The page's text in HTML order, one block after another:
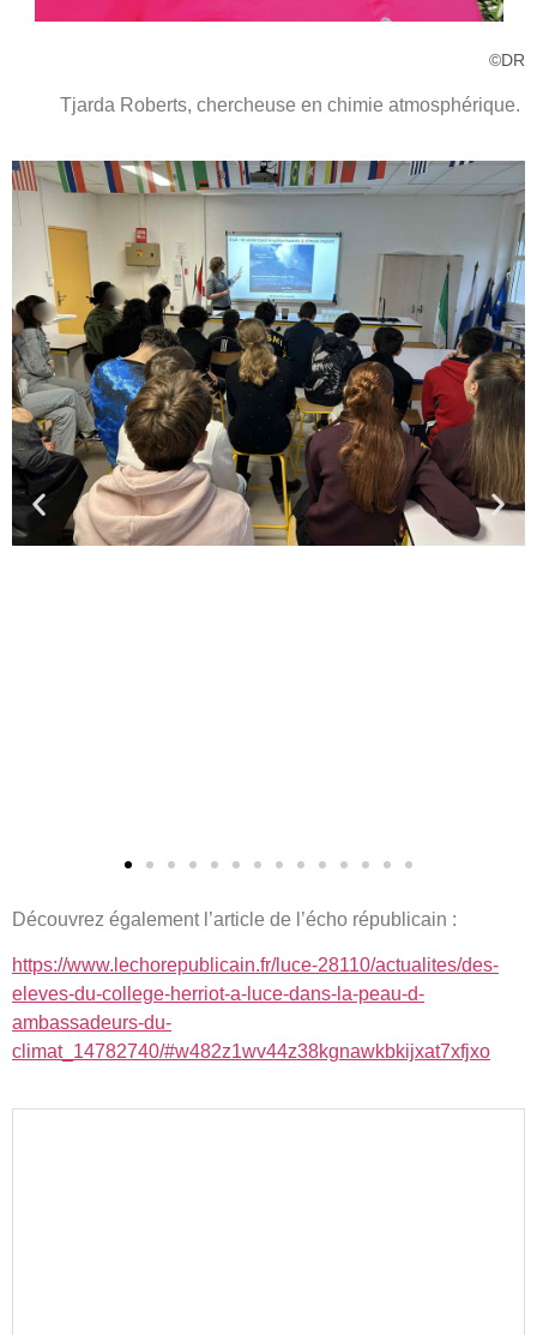
©DR
Tjarda Roberts, chercheuse en chimie atmosphérique.
Découvrez également l’article de l’écho républicain :
https://www.lechorepublicain.fr/luce-28110/actualites/des-
eleves-du-college-herriot-a-luce-dans-la-peau-d-
ambassadeurs-du-
climat_14782740/#w482z1wv44z38kgnawkbkijxat7xfjxo